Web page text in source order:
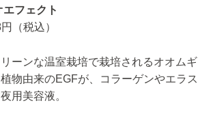
フェクト
（税込）
ーンな温室栽培で栽培されるオオムギ
物由来のEGFが、コラーゲンやエラス
用美容液。